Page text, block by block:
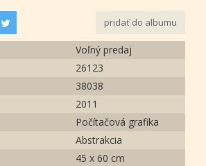
pridať do albumu
Voľný predaj
26123
38038
2011
Počítačová grafika
Abstrakcia
45 x 60 cm